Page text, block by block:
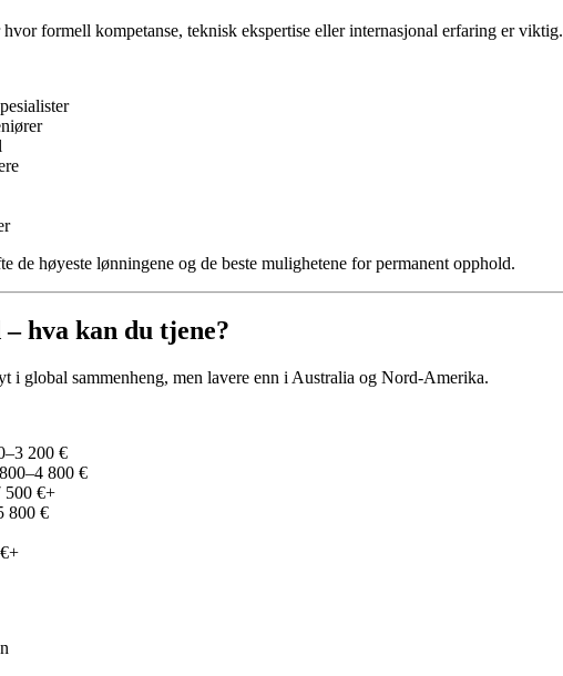
formell kompetanse, teknisk ekspertise eller internasjonal erfaring er viktig.
de høyeste lønningene og de beste mulighetene for permanent opphold.
hva kan du tjene?
i global sammenheng, men lavere enn i Australia og Nord-Amerika.
200 €
800 €
500 €+
800 €